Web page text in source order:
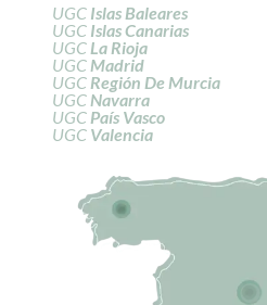
UGC Islas Baleares
UGC Islas Canarias
UGC La Rioja
UGC Madrid
UGC Región De Murcia
UGC Navarra
UGC País Vasco
UGC Valencia